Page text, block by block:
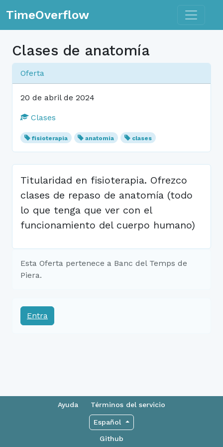
TimeOverflow Toggle
Clases de anatomía
Oferta
20 de abril de 2024
Clases
fisioterapia anatomia clases
Titularidad en fisioterapia. Ofrezco
clases de repaso de anatomía (todo
lo que tenga que ver con el
funcionamiento del cuerpo humano)
Esta Oferta pertenece a Banc del Temps de
Piera.
Entra
Ayuda Términos del servicio
Español
Github